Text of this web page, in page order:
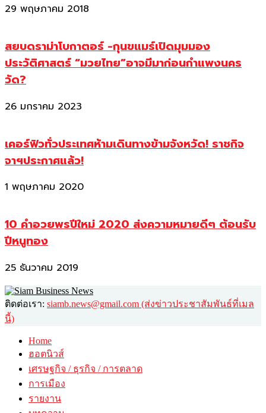
29 พฤษภาคม 2018
สยบดราม่าโบกาตอร์ -กุนขแมร์เปิดมุมมอง
ประวัติศาสตร์ “มวยไทย”อาจมีมาก่อนกำแพงนคร
วัด?
26 มกราคม 2023
เคอร์ฟิวทั่วประเทศห้ามเดินทางข้ามจังหวัด! ราชกิจ
จาฯประกาศแล้ว!
1 พฤษภาคม 2020
10 คำอวยพรปีใหม่ 2020 ส่งความหมายดีๆ ต้อนรับ
ปีหนูทอง
25 ธันวาคม 2019
ติดต่อเรา: siamb.news@gmail.com (ส่งข่าวประชาสัมพันธ์ที่เมล
นี้)
Home
ฮอตนิวส์
เศรษฐกิจ / ธุรกิจ / การตลาด
การเมือง
รายงาน